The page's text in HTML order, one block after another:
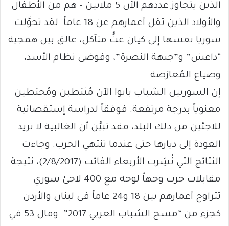
الذين يتجاوز عددهم الآن 5 ملايين – هم من الأطفال
والأولاد الذين تقل أعمارهم عن 18 عاماً. لقد تحوَّلت
سوريا نفسها إلى كيان عثٍّ متآكل، عالق بين همجية
“داعش” و”جبهة النصرة”، وفوضى نظام الأسد،
وضياع المُعارَضة.
إن السوريين الشباب باتوا الآن مُثبَطبن ومُحبَطين
معنوياً بدرجة مرتفعة. فوفقاً لدراسة إستقصائية
للاجئين من ذلك البلد، فقد تبيَّن أن الغالبية لا تريد
العودة إلى ديارها حتى عندما تنتهي الحرب. وجاءت
النتائج التي نُشِرت الأربعاء الفائت (2/8/2017)، نتيجة
مقابلات جرت وجهاً لوجه مع 400 لاجئ سوري
تتراوح أعمارهم بين 18 و24 عاماً في لبنان والأردن
كجزء من “مسح الشباب العربي 2017”. وقال 53 في